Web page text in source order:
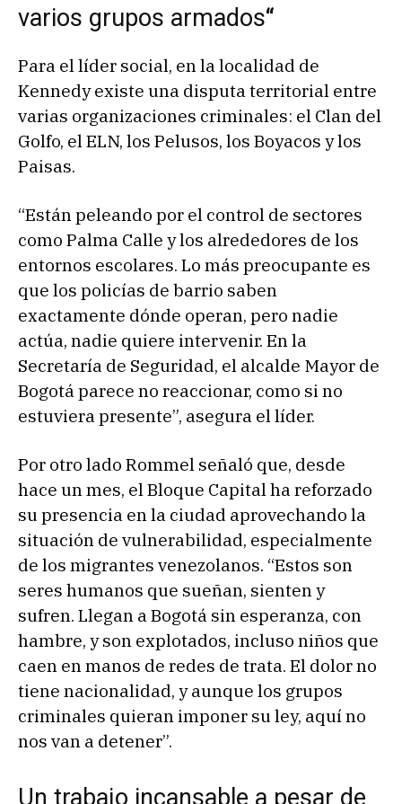
varios grupos armados“
Para el líder social, en la localidad de
Kennedy existe una disputa territorial entre
varias organizaciones criminales: el Clan del
Golfo, el ELN, los Pelusos, los Boyacos y los
Paisas.
“Están peleando por el control de sectores
como Palma Calle y los alrededores de los
entornos escolares. Lo más preocupante es
que los policías de barrio saben
exactamente dónde operan, pero nadie
actúa, nadie quiere intervenir. En la
Secretaría de Seguridad, el alcalde Mayor de
Bogotá parece no reaccionar, como si no
estuviera presente”, asegura el líder.
Por otro lado Rommel señaló que, desde
hace un mes, el Bloque Capital ha reforzado
su presencia en la ciudad aprovechando la
situación de vulnerabilidad, especialmente
de los migrantes venezolanos. “Estos son
seres humanos que sueñan, sienten y
sufren. Llegan a Bogotá sin esperanza, con
hambre, y son explotados, incluso niños que
caen en manos de redes de trata. El dolor no
tiene nacionalidad, y aunque los grupos
criminales quieran imponer su ley, aquí no
nos van a detener”.
Un trabajo incansable a pesar de